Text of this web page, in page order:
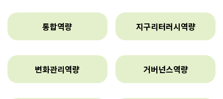
통합역량 지구리터러시역량
변화관리역량 거버넌스역량